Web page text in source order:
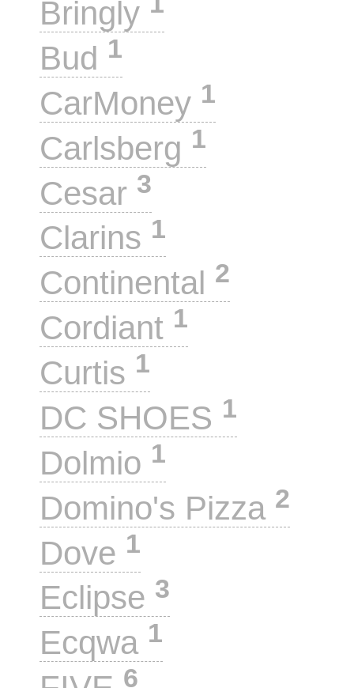
Bringly
Bud 1
CarMoney 1
Carlsberg 1
Cesar 3
Clarins 1
Continental 2
Cordiant 1
Curtis 1
DC SHOES 1
Dolmio 1
Domino's Pizza 2
Dove 1
Eclipse 3
Ecqwa 1
6